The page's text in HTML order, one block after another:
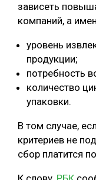
зависеть
компаний, а
уровень
продукции;
потребность
количество
упаковки.
В том случае,
критериев не
сбор платится